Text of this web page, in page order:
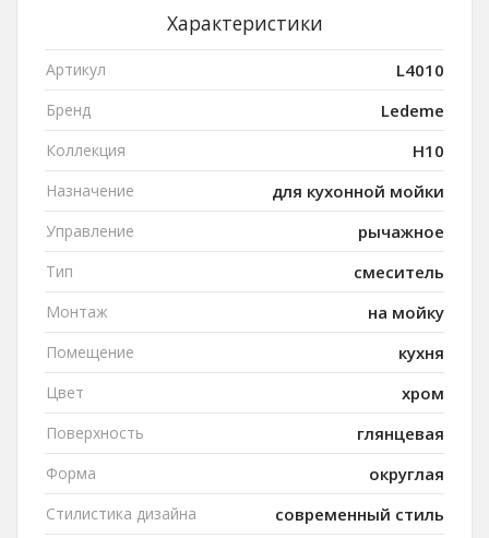
Характеристики
Артикул L4010
Бренд Ledeme
Коллекция H10
Назначение для кухонной мойки
Управление рычажное
Тип смеситель
Монтаж на мойку
Помещение кухня
Цвет хром
Поверхность глянцевая
Форма округлая
Стилистика дизайна современный стиль